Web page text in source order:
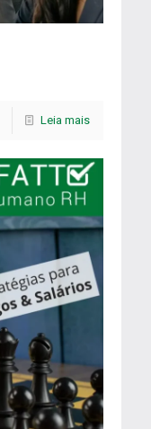
Leia mais